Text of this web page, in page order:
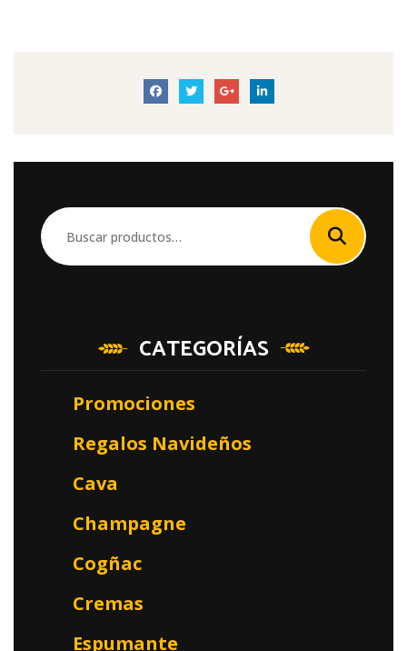
Buscar
por:
CATEGORÍAS
Promociones
Regalos Navideños
Cava
Champagne
Cogñac
Cremas
Espumante